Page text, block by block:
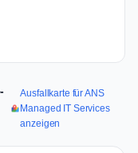
Ausfallkarte für ANS
Managed IT Services
anzeigen